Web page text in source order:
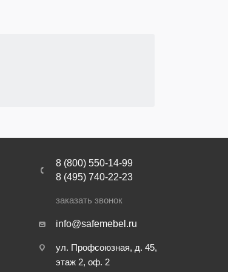
8 (800) 550-14-99
8 (495) 740-22-23
заказать звонок
info@safemebel.ru
ул. Профсоюзная, д. 45,
этаж 2, оф. 2